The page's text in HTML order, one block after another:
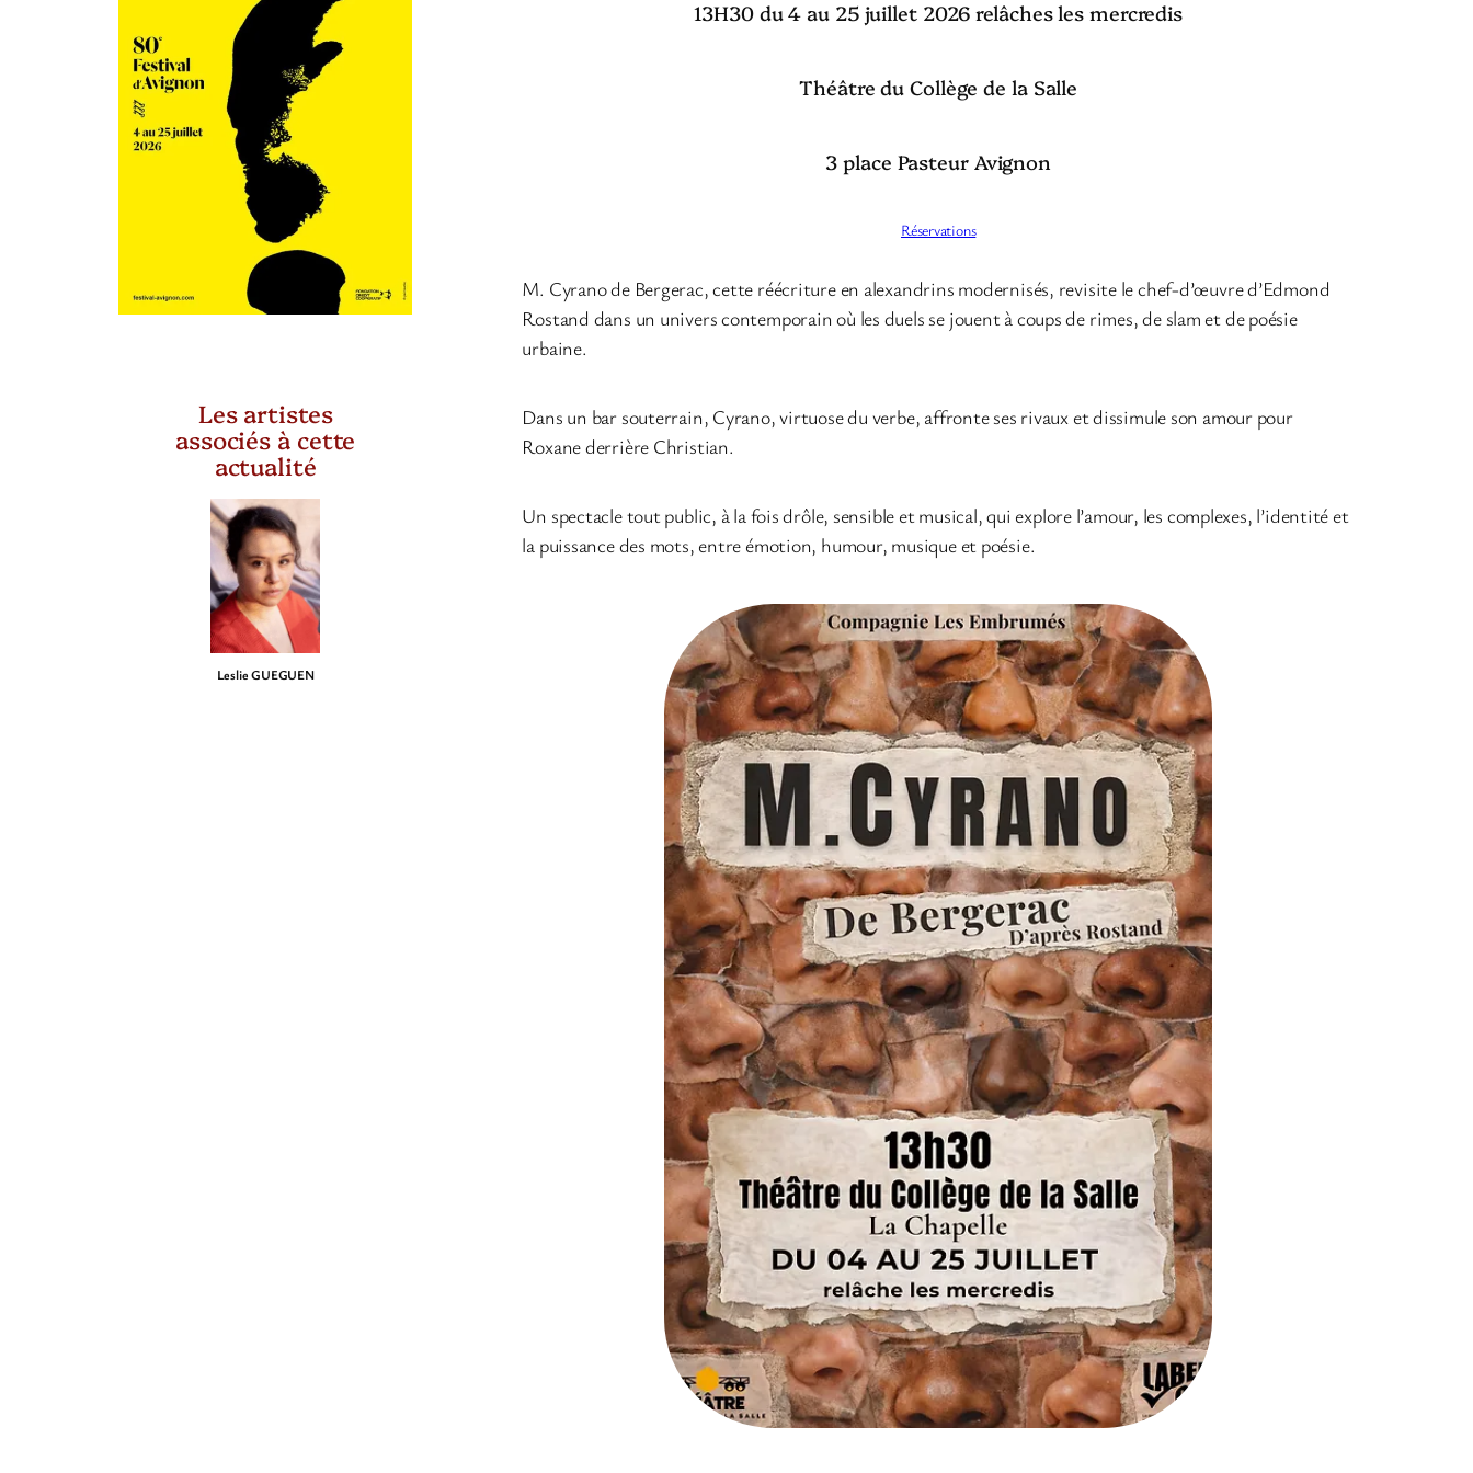
Les artistes
associés à cette
actualité
Leslie GUEGUEN
13H30 du 4 au 25 juillet 2026 relâches les mercredis
Théâtre du Collège de la Salle
3 place Pasteur Avignon
Réservations
M. Cyrano de Bergerac, cette réécriture en alexandrins modernisés, revisite le chef-d’œuvre d’Edmond
Rostand dans un univers contemporain où les duels se jouent à coups de rimes, de slam et de poésie
urbaine.
Dans un bar souterrain, Cyrano, virtuose du verbe, affronte ses rivaux et dissimule son amour pour
Roxane derrière Christian.
Un spectacle tout public, à la fois drôle, sensible et musical, qui explore l’amour, les complexes, l’identité et
la puissance des mots, entre émotion, humour, musique et poésie.